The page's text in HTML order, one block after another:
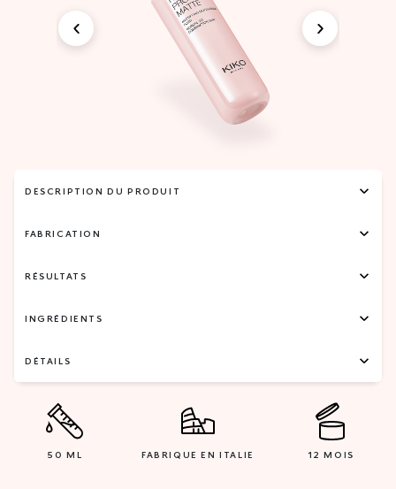
DESCRIPTION DU PRODUIT
FABRICATION
RÉSULTATS
INGRÉDIENTS
DÉTAILS
50 ML FABRIQUE EN ITALIE 12 MOIS